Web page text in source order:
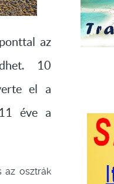
az
10
el a
éve a
az osztrák